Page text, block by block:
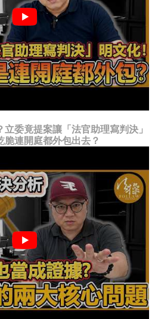
委竟提案讓「法官助理寫判決」
脆連開庭都外包出去？